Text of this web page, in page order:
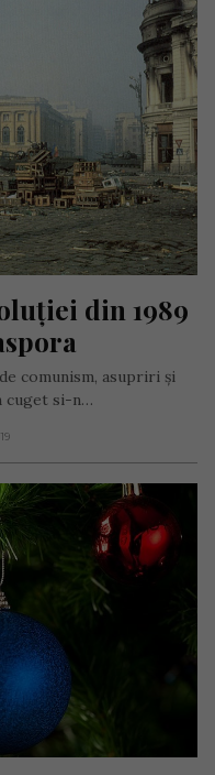
din 1989
comunism, asupriri și
cuget si-n…